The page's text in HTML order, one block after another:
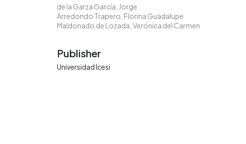
de la Garza García, Jorge
Arredondo Trapero, Florina Guadalupe
Maldonado de Lozada, Verónica del Carmen
Publisher
Universidad Icesi